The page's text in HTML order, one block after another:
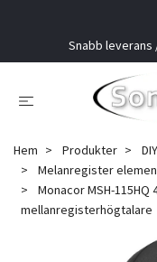
Snabb leverans
Hem Produkter
Melanregister
Monacor MSH-115HQ
mellanregisterhögtalare